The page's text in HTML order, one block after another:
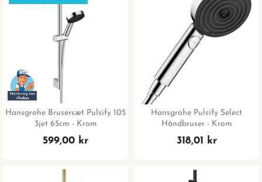
Hansgrohe Brusersæt Pulsify 105
3jet 65cm - Krom
599,00 kr
Hansgrohe Pulsify Select
Håndbruser - Krom
318,01 kr